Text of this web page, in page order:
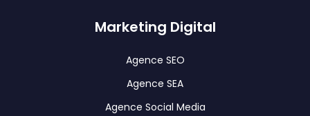
Marketing Digital
Agence SEO
Agence SEA
Agence Social Media